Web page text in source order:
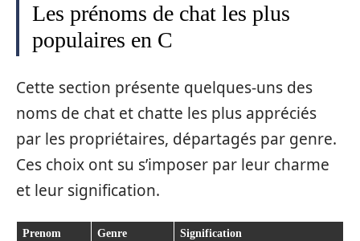
Les prénoms de chat les plus
populaires en C
Cette section présente quelques-uns des
noms de chat et chatte les plus appréciés
par les propriétaires, départagés par genre.
Ces choix ont su s’imposer par leur charme
et leur signification.
Prenom Genre Signification